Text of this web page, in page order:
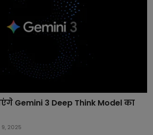
Gemini 3 Deep Think Model का
9, 2025